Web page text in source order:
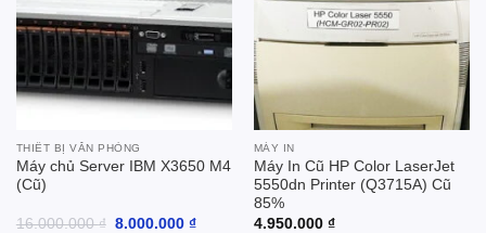
THIẾT BỊ VĂN PHÒNG
Máy chủ Server IBM X3650 M4
(Cũ)
16.000.000₫ Giá
8.000.000 ₫Giá
MÁY IN
Máy In Cũ HP Color LaserJet
5550dn Printer (Q3715A) Cũ
85%
4.950.000 ₫